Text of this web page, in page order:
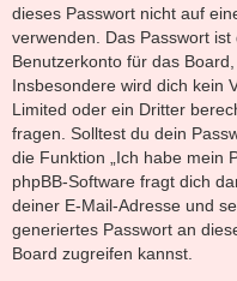
dieses Passwort nicht auf
verwenden. Das Passwort
Benutzerkonto für das
Insbesondere wird dich kein
Limited oder ein Dritter
fragen. Solltest du dein
die Funktion „Ich habe mein
phpBB-Software fragt dich
deiner E-Mail-Adresse und
generiertes Passwort an
Board zugreifen kannst.